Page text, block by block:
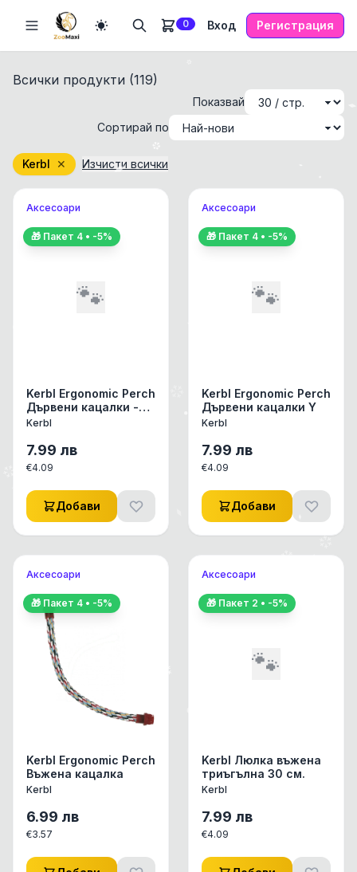
0 Вход Регистрация
Всички продукти (119)
Показвай
Сортирай по
Kerbl ✕ Изчисти всички
🎁 Пакет 4 • -5%
Аксесоари
🐾
Kerbl Ergonomic Perch
Дървени кацалки -
ергономични 2 бр.
Kerbl
7.99 лв
€4.09
Добави
🎁 Пакет 4 • -5%
Аксесоари
🐾
Kerbl Ergonomic Perch
Дървени кацалки Y
Kerbl
7.99 лв
€4.09
Добави
🎁 Пакет 4 • -5%
Аксесоари
Kerbl Ergonomic Perch
Въжена кацалка
Kerbl
6.99 лв
€3.57
🎁 Пакет 2 • -5%
Аксесоари
🐾
Kerbl Люлка въжена
триъгълна 30 см.
Kerbl
7.99 лв
€4.09